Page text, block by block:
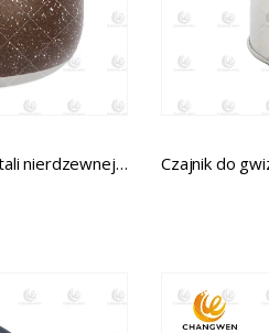
Brązowy czajnik do gwizdania ze stali nierdzewnej z drewnianą rączką CW-T030-1